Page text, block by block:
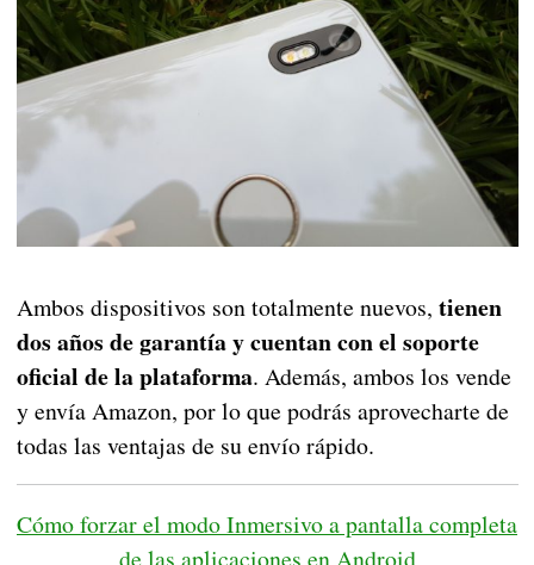
Ambos dispositivos son totalmente nuevos, tienen
dos años de garantía y cuentan con el soporte
oficial de la plataforma. Además, ambos los vende
y envía Amazon, por lo que podrás aprovecharte de
todas las ventajas de su envío rápido.
Cómoforzar el modo Inmersivo a pantalla completa